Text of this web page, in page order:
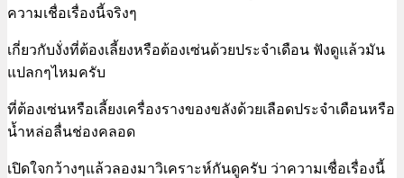
ความเชื่อเรื่องนี้จริงๆ
เกี่ยวกับงั่งที่ต้องเลี้ยงหรือต้องเซ่นด้วยประจำเดือน ฟังดูแล้วมัน
แปลกๆไหมครับ
ที่ต้องเซ่นหรือเลี้ยงเครื่องรางของขลังด้วยเลือดประจำเดือนหรือ
น้ำหล่อลื่นช่องคลอด
เปิดใจกว้างๆแล้วลองมาวิเคราะห์กันดูครับ ว่าความเชื่อเรื่องนี้